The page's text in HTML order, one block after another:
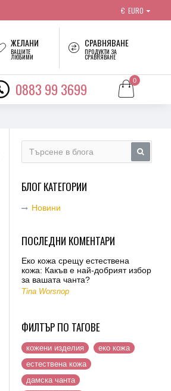
€ EURO
ЖЕЛАНИ
ВАШИТЕ
ЛЮБИМИ
СРАВНЯВАНЕ
ПРОДУКТИ ЗА
СРАВНЯВАНЕ
0883 99 3699 0
БЛОГ КАТЕГОРИИ
Новини
ПОСЛЕДНИ КОМЕНТАРИ
Еко кожа срещу естествена
кожа: Какъв е най-добрият избор
за вашата чанта?
Tina Worsnop
ФИЛТЪР ПО ТАГОВЕ
кожени изделия
еко кожа
естествена кожа
дамска чанта